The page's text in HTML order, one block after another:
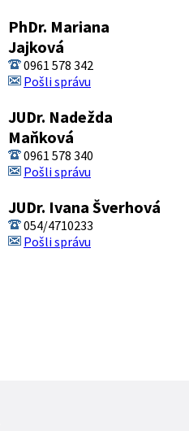
PhDr. Mariana
Jajková
0961 578 342
Pošli správu
JUDr. Nadežda
Maňková
0961 578 340
Pošli správu
JUDr. Ivana Šverhová
054/4710233
Pošli správu